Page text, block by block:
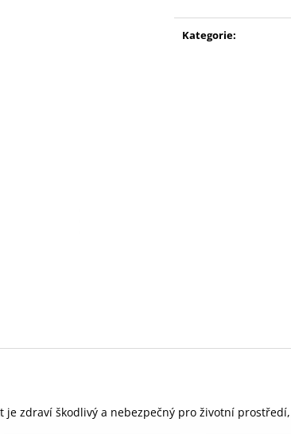
Kategorie:
je zdraví škodlivý a nebezpečný pro životní